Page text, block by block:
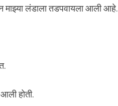
माझ्या लंडाला तडपवायला आली आहे.
होती.